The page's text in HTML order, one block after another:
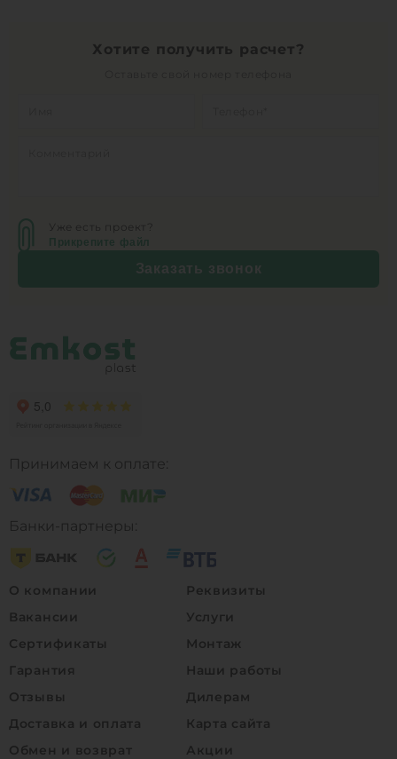
Хотите получить расчет?
Уже есть проект?
Прикрепите файл
Заказать звонок
Принимаем к оплате:
Банки-партнеры:
О компании
Вакансии
Сертификаты
Гарантия
Отзывы
Доставка и оплата
Обмен и возврат
Реквизиты
Услуги
Монтаж
Наши работы
Дилерам
Карта сайта
Акции